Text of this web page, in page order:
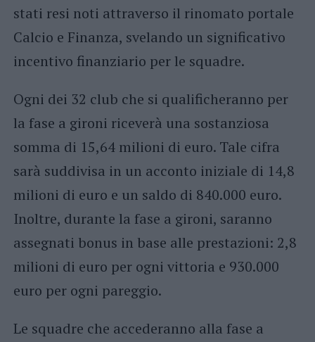
stati resi noti attraverso il rinomato portale
Calcio e Finanza, svelando un significativo
incentivo finanziario per le squadre.
Ogni dei 32 club che si qualificheranno per
la fase a gironi riceverà una sostanziosa
somma di 15,64 milioni di euro. Tale cifra
sarà suddivisa in un acconto iniziale di 14,8
milioni di euro e un saldo di 840.000 euro.
Inoltre, durante la fase a gironi, saranno
assegnati bonus in base alle prestazioni: 2,8
milioni di euro per ogni vittoria e 930.000
euro per ogni pareggio.
Le squadre che accederanno alla fase a